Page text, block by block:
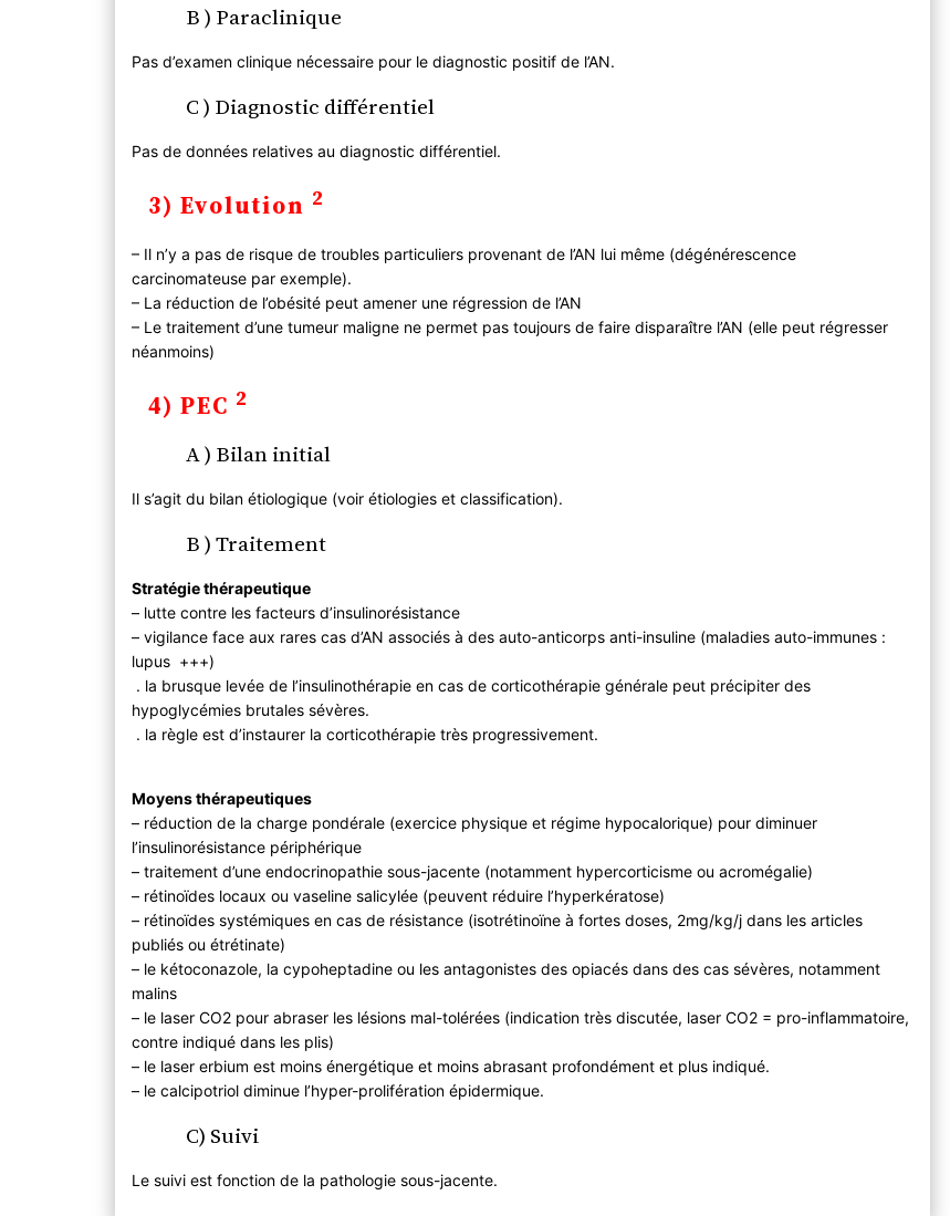
B ) Paraclinique
Pas d’examen clinique nécessaire pour le diagnostic positif de l’AN.
C ) Diagnostic différentiel
Pas de données relatives au diagnostic différentiel.
3) Evolution 2
– Il n’y a pas de risque de troubles particuliers provenant de l’AN lui même (dégénérescence
carcinomateuse par exemple).
– La réduction de l’obésité peut amener une régression de l’AN
– Le traitement d’une tumeur maligne ne permet pas toujours de faire disparaître l’AN (elle peut régresser
néanmoins)
4) PEC 2
A ) Bilan initial
Il s’agit du bilan étiologique (voir étiologies et classification).
B ) Traitement
Stratégie thérapeutique
– lutte contre les facteurs d’insulinorésistance
– vigilance face aux rares cas d’AN associés à des auto-anticorps anti-insuline (maladies auto-immunes :
lupus +++)
. la brusque levée de l’insulinothérapie en cas de corticothérapie générale peut précipiter des
hypoglycémies brutales sévères.
. la règle est d’instaurer la corticothérapie très progressivement.
Moyens thérapeutiques
– réduction de la charge pondérale (exercice physique et régime hypocalorique) pour diminuer
l’insulinorésistance périphérique
– traitement d’une endocrinopathie sous-jacente (notamment hypercorticisme ou acromégalie)
– rétinoïdes locaux ou vaseline salicylée (peuvent réduire l’hyperkératose)
– rétinoïdes systémiques en cas de résistance (isotrétinoïne à fortes doses, 2mg/kg/j dans les articles
publiés ou étrétinate)
– le kétoconazole, la cypoheptadine ou les antagonistes des opiacés dans des cas sévères, notamment
malins
– le laser CO2 pour abraser les lésions mal-tolérées (indication très discutée, laser CO2 = pro-inflammatoire,
contre indiqué dans les plis)
– le laser erbium est moins énergétique et moins abrasant profondément et plus indiqué.
– le calcipotriol diminue l’hyper-prolifération épidermique.
C) Suivi
Le suivi est fonction de la pathologie sous-jacente.